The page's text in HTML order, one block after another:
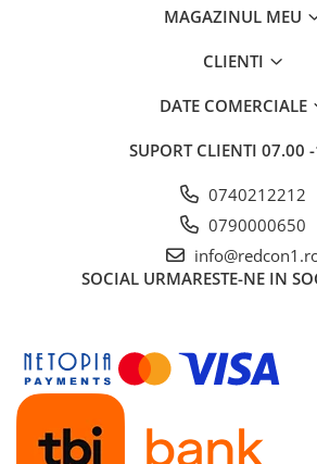
Tevi si profile metalice
Produse pentru hidroizolații
Profile metalice/Profile pentru gips-
Accesorii distribuitoare
Distribuitoare încălzire în
pardoseala
Țeavă încălzire în pardoseala
MAGAZINUL MEU
CLIENTI
DATE COMERCIALE
SUPORT CLIENTI 07.00
0740212212
0790000650
SOCIAL URMARESTE-NE IN